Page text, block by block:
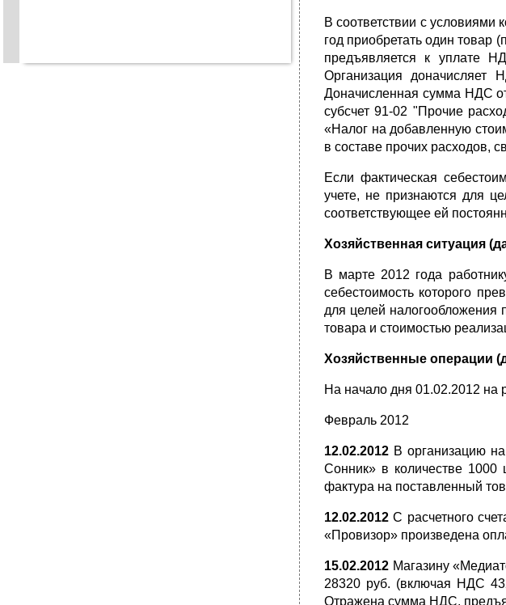
В соответствии с условиями
год приобретать один товар
предъявляется к уплате
Организация доначисляет
Доначисленная сумма НДС
субсчет 91-02 "Прочие
«Налог на добавленную
в составе прочих расходов,
Если фактическая
учете, не признаются для
соответствующее ей
Хозяйственная ситуация
В марте 2012 года
себестоимость которого
для целей
товара и стоимостью
Хозяйственные операции
На начало дня 01.02.2012 на
Февраль 2012
12.02.2012 В организацию
Сонник» в количестве
фактура на поставленный
12.02.2012 С расчетного
«Провизор» произведена
15.02.2012 Магазину
28320 руб. (включая НДС
Отражена сумма НДС,